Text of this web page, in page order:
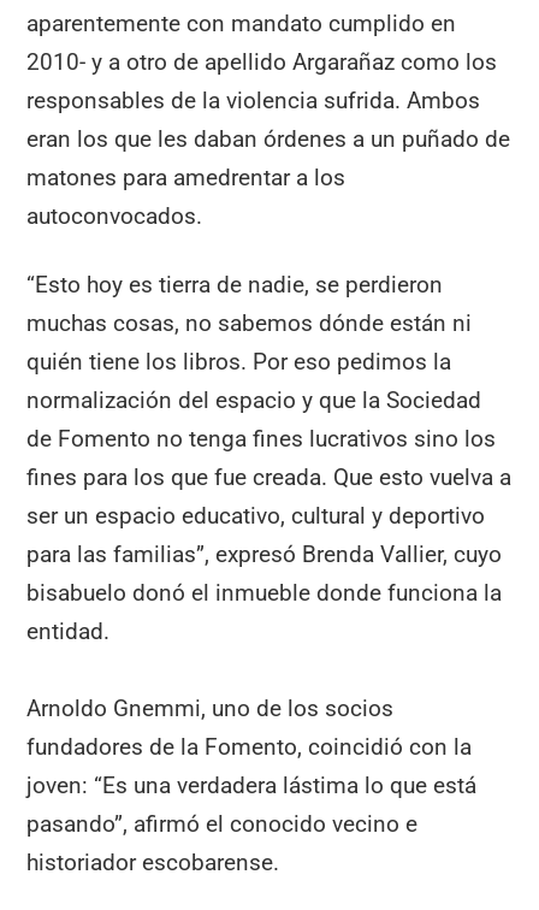
aparentemente con mandato cumplido en
2010- y a otro de apellido Argarañaz como los
responsables de la violencia sufrida. Ambos
eran los que les daban órdenes a un puñado de
matones para amedrentar a los
autoconvocados.
“Esto hoy es tierra de nadie, se perdieron
muchas cosas, no sabemos dónde están ni
quién tiene los libros. Por eso pedimos la
normalización del espacio y que la Sociedad
de Fomento no tenga fines lucrativos sino los
fines para los que fue creada. Que esto vuelva a
ser un espacio educativo, cultural y deportivo
para las familias”, expresó Brenda Vallier, cuyo
bisabuelo donó el inmueble donde funciona la
entidad.
Arnoldo Gnemmi, uno de los socios
fundadores de la Fomento, coincidió con la
joven: “Es una verdadera lástima lo que está
pasando”, afirmó el conocido vecino e
historiador escobarense.